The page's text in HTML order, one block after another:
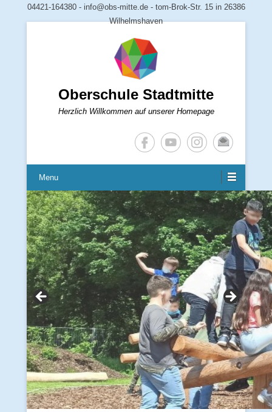
04421-164380 - info@obs-mitte.de - tom-Brok-Str. 15 in 26386
Wilhelmshaven
Oberschule Stadtmitte
Herzlich Willkommen auf unserer Homepage
Menu